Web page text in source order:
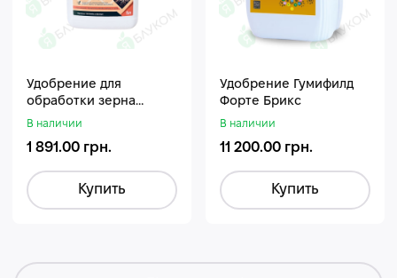
Удобрение для
обработки зерна
Стармакс Гумифос
В наличии
1 891.00 грн.
Купить
Удобрение Гумифилд
Форте Брикс
В наличии
11 200.00 грн.
Купить